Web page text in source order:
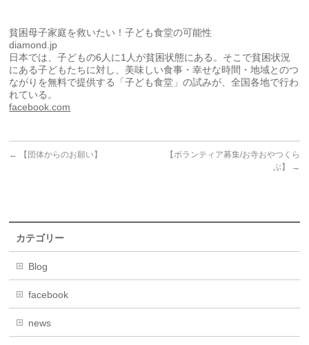
貧困母子家庭を救いたい！子ども食堂の可能性
diamond.jp
日本では、子どもの6人に1人が貧困状態にある。そこで貧困状況
にある子どもたちに対し、美味しい食事・幸せな時間・地域とのつ
ながりを無料で提供する「子ども食堂」の試みが、全国各地で行わ
れている。
facebook.com
← 【団体からのお願い】
【ボランティア募集/お寺おやつくら
ぶ】
→
カテゴリー
Blog
facebook
news